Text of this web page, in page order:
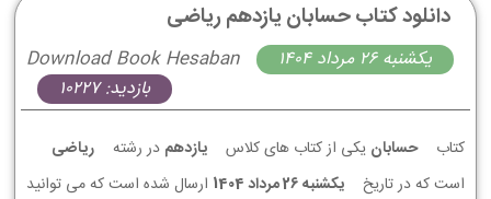
دانلود کتاب حسابان یازدهم ریاضی
Download Book Hesaban
يكشنبه 26 مرداد 1404
بازدید: 10227
کتاب حسابان یکی از کتاب های کلاس یازدهم در رشته
ریاضی
است که در تاریخ
يكشنبه 26 مرداد 1404
ارسال شده است که می توانید